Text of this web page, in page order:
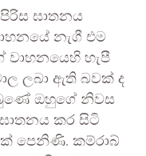
ඝාතනය
නැගී එම
වාහනයෙහි හැපී
ලබා ඇති බවක් ද
ඔහුගේ නිවස
කර සිටි
පෙනිණි. කම්රාබ්